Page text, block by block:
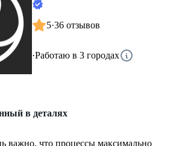
5·36 отзывов
·Работаю в 3 городах
в деталях
важно, что процессы максимально